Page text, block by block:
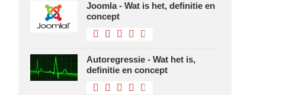
Joomla - Wat is het, definitie en
concept
Autoregressie - Wat het is,
definitie en concept